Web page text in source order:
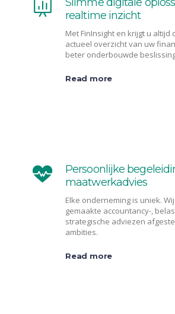
realtime inzicht
Met FinInsight en krijgt u altijd
actueel overzicht van uw
beter onderbouwde
Read more
Persoonlijke
maatwerkadvies
Elke onderneming is uniek.
gemaakte accountancy-,
strategische adviezen
ambities.
Read more